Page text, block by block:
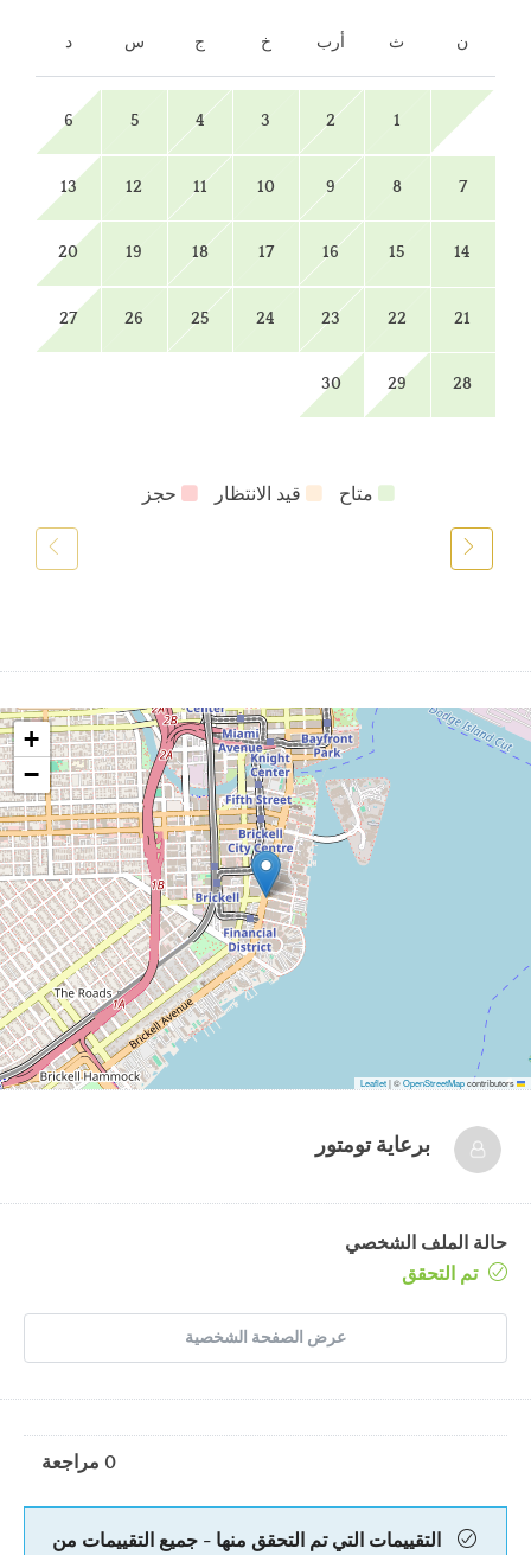
ن ث أرب خ ج س د
1
2
3
4
5
6
7
8
9
10
11
12
13
14
15
16
17
18
19
20
21
22
23
24
25
26
27
28
29
30
متاح قيد الانتظار حجز
+
−
Leaflet
|©OpenStreetMapcontributors
برعايةتومتور
حالة الملف الشخصي
تم التحقق
عرض الصفحة الشخصية
0 مراجعة
التقييمات التي تم التحقق منها - جميع التقييمات من